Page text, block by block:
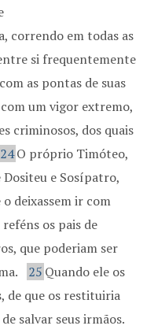
correndo em todas as
si frequentemente
as pontas de suas
um vigor extremo,
criminosos, dos quais
24O próprio Timóteo,
Dositeu e Sosípatro,
deixassem ir com
os pais de
que poderiam ser
25 Quando ele os
de que os restituiria
salvar seus irmãos.